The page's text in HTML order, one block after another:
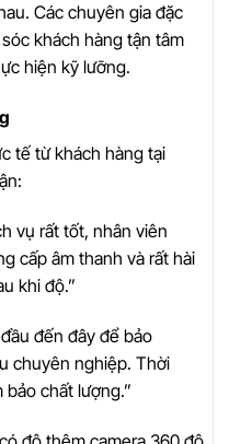
Các chuyên gia đặc
khách hàng tận tâm
hiện kỹ lưỡng.
tế từ khách hàng tại
vụ rất tốt, nhân viên
cấp âm thanh và rất hài
khi độ.”
đầu đến đây để bảo
chuyên nghiệp. Thời
chất lượng.”